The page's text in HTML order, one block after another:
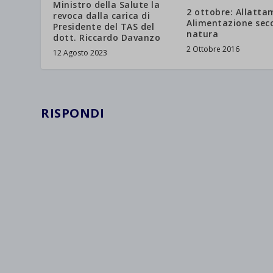
Ministro della Salute la
revoca dalla carica di
Presidente del TAS del
dott. Riccardo Davanzo
12 Agosto 2023
2 ottobre:
Alimentazione
natura
2 Ottobre 2016
RISPONDI